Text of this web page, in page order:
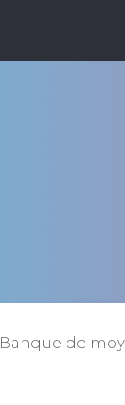
Banque de